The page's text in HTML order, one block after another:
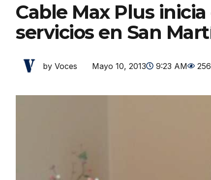
Cable Max Plus
servicios en San
by Voces Mayo 10, 2013 9:23 AM 256